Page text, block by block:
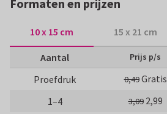
Formaten en prijzen
10 x 15 cm 15 x 21 cm
Aantal Prijs p/s
Proefdruk 0,49Gratis
1–4
3,09 2,99